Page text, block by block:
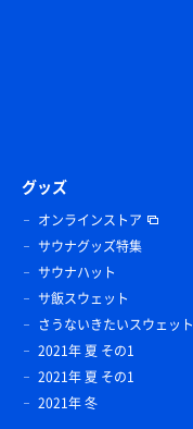
グッズ
オンラインストア
サウナグッズ特集
サウナハット
サ飯スウェット
さうないきたいスウェット
2021年 夏 その1
2021年 夏 その1
2021年 冬